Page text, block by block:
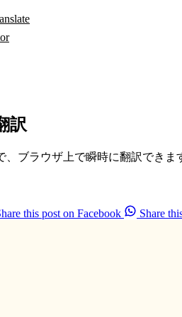
訳
、ブラウザ上で瞬時に翻訳できま
this post on Facebook Share